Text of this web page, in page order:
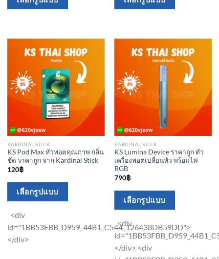
The
options
may
be
chosen
the
page
The
options
may
be
chosen
the
page
KARDINAL STICK
KS Pod Max หัวพอตคุณภาพ กลิ่น
ชัด ราคาถูก จาก Kardinal Stick
120฿
เลือกรูปแบบ
multiple
<div
id="1BB53FBB_D959_44B1_C544_126438DB59DD">
</div>
KARDINAL STICK
KS Lumina Device ราคาถูก ตัว
เครื่องพอตเปลี่ยนหัว พร้อมไฟ
RGB
790฿
เลือกรูปแบบ
multiple
<div
</div> <div